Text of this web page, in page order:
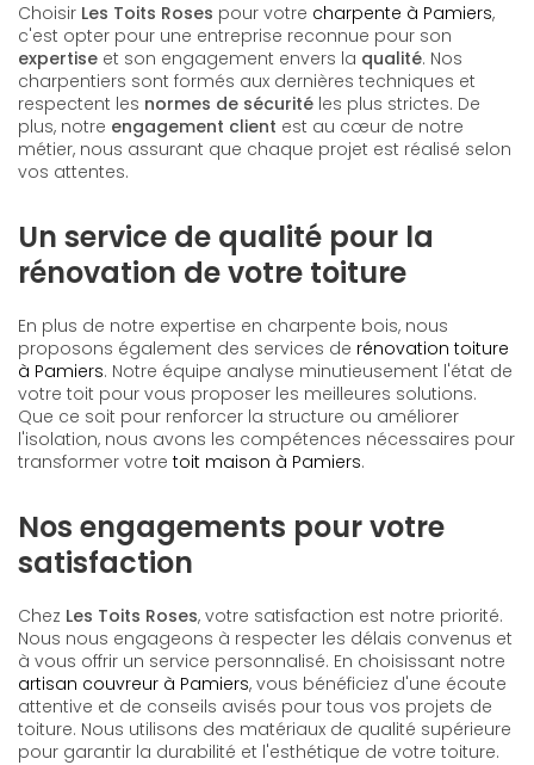
Choisir Les Toits Roses pour votre charpente à Pamiers,
c'est opter pour une entreprise reconnue pour son
expertise et son engagement envers la qualité. Nos
charpentiers sont formés aux dernières techniques et
respectent les normes de sécurité les plus strictes. De
plus, notre engagement client est au cœur de notre
métier, nous assurant que chaque projet est réalisé selon
vos attentes.
Un service de qualité pour la
rénovation de votre toiture
En plus de notre expertise en charpente bois, nous
proposons également des services de rénovation toiture
à Pamiers. Notre équipe analyse minutieusement l'état de
votre toit pour vous proposer les meilleures solutions.
Que ce soit pour renforcer la structure ou améliorer
l'isolation, nous avons les compétences nécessaires pour
transformer votre toit maison à Pamiers.
Nos engagements pour votre
satisfaction
Chez Les Toits Roses, votre satisfaction est notre priorité.
Nous nous engageons à respecter les délais convenus et
à vous offrir un service personnalisé. En choisissant notre
artisan couvreur à Pamiers, vous bénéficiez d'une écoute
attentive et de conseils avisés pour tous vos projets de
toiture. Nous utilisons des matériaux de qualité supérieure
pour garantir la durabilité et l'esthétique de votre toiture.